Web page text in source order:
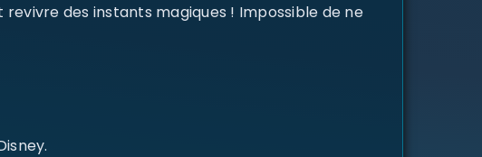
des instants magiques ! Impossible de ne